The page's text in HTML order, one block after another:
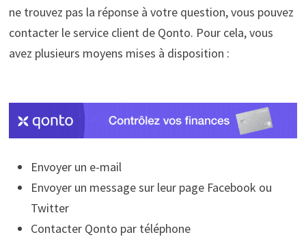
ne trouvez pas la réponse à votre question, vous pouvez
contacter le service client de Qonto. Pour cela, vous
avez plusieurs moyens mises à disposition :
Envoyer un e-mail
Envoyer un message sur leur page Facebook ou
Twitter
Contacter Qonto par téléphone